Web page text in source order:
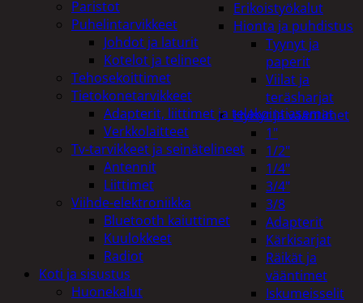
Erikoistyökalut
Hionta ja puhdistus
Tyynyt ja
paperit
Viilat ja
teräsharjat
Hylsyt ja vääntimet
1"
1/2"
1/4"
3/4"
3/8
Adapterit
Kärkisarjat
Räikät ja
vääntimet
Iskumeisselit
Paristot
Puhelintarvikkeet
Johdot ja laturit
Kotelot ja telineet
Tehosekoittimet
Tietokonetarvikkeet
Adapterit, liittimet ja telakointiasemat
Verkkolaitteet
Tv-tarvikkeet ja seinätelineet
Antennit
Liittimet
Viihde-elektroniikka
Bluetooth kaiuttimet
Kuulokkeet
Radiot
Koti ja sisustus
Huonekalut